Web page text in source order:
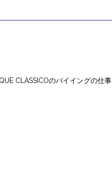
CLASSICOのバイイングの仕事